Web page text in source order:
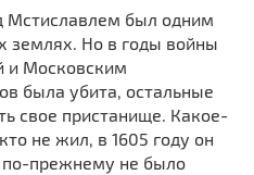
Мстиславлем был одним
землях. Но в годы войны
и Московским
была убита, остальные
свое пристанище. Какое-
не жил, в 1605 году он
по-прежнему не было